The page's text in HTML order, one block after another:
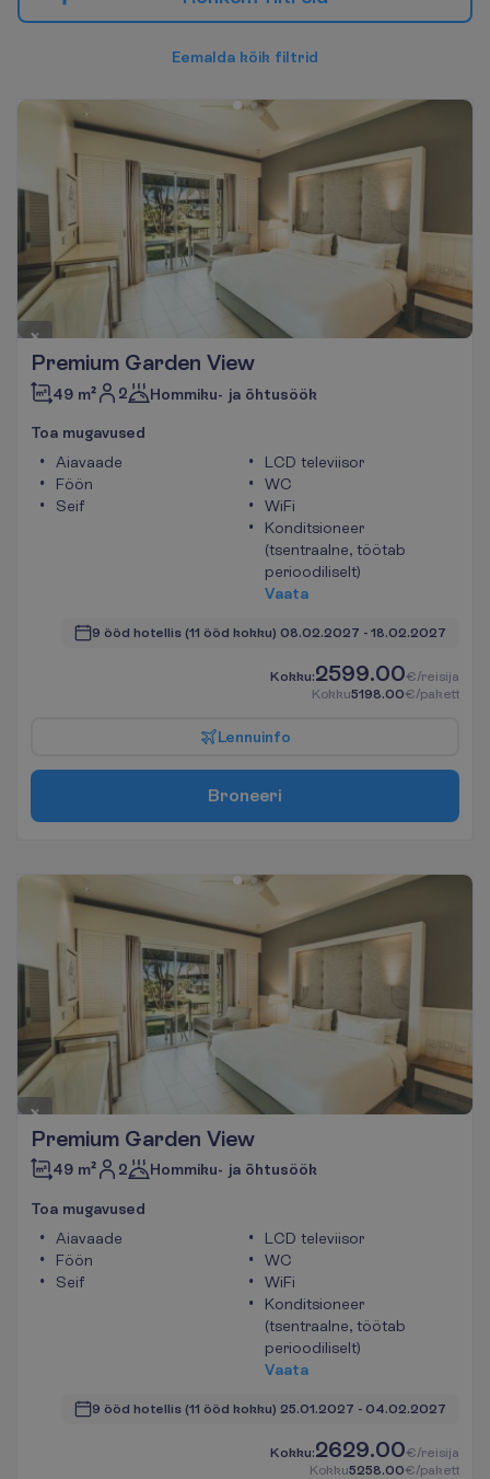
Eemalda kõik filtrid
Premium Garden View
49 m² 2 Hommiku- ja õhtusöök
Toa mugavused
Aiavaade
Föön
Seif
LCD televiisor
WC
WiFi
Konditsioneer
(tsentraalne, töötab
perioodiliselt)
Vaata
9 ööd hotellis (11 ööd kokku) 08.02.2027 - 18.02.2027
Kokku:2599.00€/reisija
Kokku5198.00€/pakett
Lennuinfo
Broneeri
Premium Garden View
49 m² 2 Hommiku- ja õhtusöök
Toa mugavused
Aiavaade
Föön
Seif
LCD televiisor
WC
WiFi
Konditsioneer
(tsentraalne, töötab
perioodiliselt)
Vaata
9 ööd hotellis (11 ööd kokku) 25.01.2027 - 04.02.2027
Kokku:2629.00€/reisija
Kokku5258.00€/pakett